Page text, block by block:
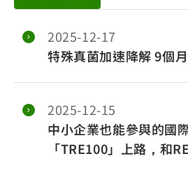
2025-12-17
特殊真菌加速降解 9個
2025-12-15
中小企業也能參與的國
「TRE100」上路，和